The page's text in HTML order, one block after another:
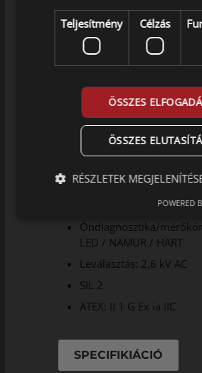
Áram mérés: 3,5 és 23
Pontosság: 0,1%
Áram: 3,5 és 23 mA
Relékontaktus: 1 db –
Programozás/kijelzés:
Öndiagnosztika/
LED / NAMUR / HART
Leválasztás: 2,6 kV AC
SIL 2
ATEX: II 1 G Ex ia IIC
SPECIFIKIÁCIÓ
Teljesítmény Célzás
ÖSSZES
ÖSSZES
RÉSZLETEK
POWERED